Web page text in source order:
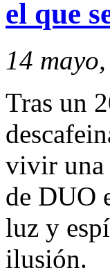
el que
14
Tras un
vivir una
de DUO
luz y
ilusión.